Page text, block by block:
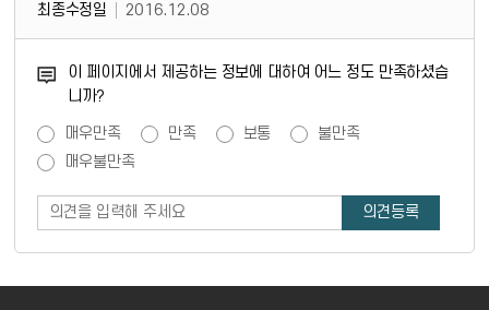
최종수정일
2016.12.08
이 페이지에서 제공하는 정보에 대하여 어느 정도 만족하셨습
니까?
매우만족 만족 보통
불만족
매우불만족